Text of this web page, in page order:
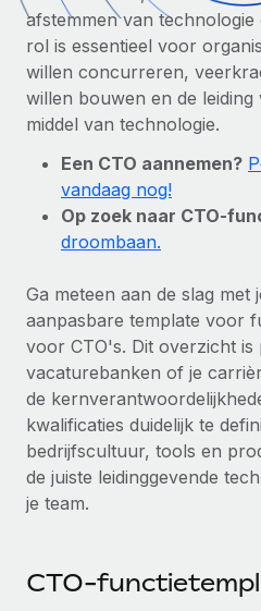
Zzp'ers internationaal
PEO
Ingewikkelde HR-taken
Remote Embedded
HR naadloos in workflows
Platform
Verbinden Nieuw
AI-tools koppelen aan
Integraties
Processen stroomlijnen
DIENSTEN
Start-ups
Flexibele global HR en
Mid-market
Teams uitbreiden met HR
Global HR voor grote
Strategische
Integreer global HR flexibel
Een partner worden
Betalingscalculator
Ontdek valuta-opties en
internationale zzp'ers
LEREN MET REMOTE
Onderzoek en gidsen
Casestudy's
Checklists en templates
Bibliotheek met
Webinars
Evenementen
Newsroom
Inzichtencentrum
Nederlands
Français
Español
Italiano
Português (Portugal)
日本語
한국어
中文（简体）
afstemmen van
rol is essentieel voor
willen concurreren,
willen bouwen en de
middel van technologie.
Een CTO aannemen?
vandaag nog!
Op zoek naar CTO-
droombaan.
Ga meteen aan de slag
aanpasbare template voor
voor CTO's. Dit overzicht
vacaturebanken of je
de
kwalificaties duidelijk te
bedrijfscultuur, tools en
de juiste leidinggevende
je team.
CTO-